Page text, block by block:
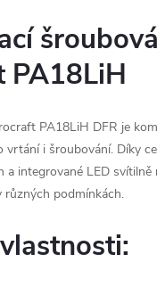
PA18LiH
PA18LiH DFR je
vrtání i šroubování. Díky
a integrované LED
různých podmínkách.